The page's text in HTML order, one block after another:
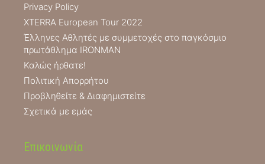
Privacy Policy
XTERRA European Tour 2022
Έλληνες Αθλητές με συμμετοχές στο παγκόσμιο
πρωτάθλημα IRONMAN
Καλώς ήρθατε!
Πολιτική Απορρήτου
Προβληθείτε & Διαφημιστείτε
Σχετικά με εμάς
Επικοινωνία